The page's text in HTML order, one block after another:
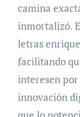
camina
inmortalizó.
letras
facilitando
interesen
innovación